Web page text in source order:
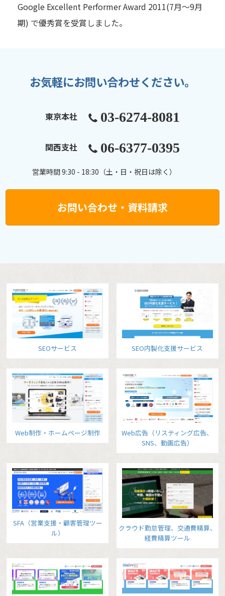
Google Excellent Performer Award 2011(7月～9月
期) で優秀賞を受賞しました。
お気軽にお問い合わせください。
東京本社 03-6274-8081
関西支社 06-6377-0395
営業時間 9:30 - 18:30（土・日・祝日は除く）
お問い合わせ・資料請求
SEOサービス SEO内製化支援サービス
Web制作・ホームページ制作
Web広告（リスティング広告、
SNS、動画広告）
SFA（営業支援・顧客管理ツー
ル）
クラウド勤怠管理、交通費精算、
経費精算ツール